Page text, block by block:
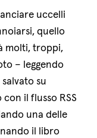
uccelli
quello
molti, troppi,
– leggendo
su
il flusso RSS
una delle
il libro